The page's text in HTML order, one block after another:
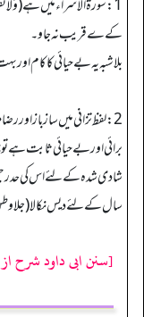
کےے قریب نہ جاو۔
بلاشبہ یہ بے حیائی کا کام
2: لفظ تزاني میں ساز باز
برائی اور بے حیائی ثابت ہے تو
شادی شدہ کے لئے اس کی
سال کے لئے دیس نکالا
[سنن ابی داود شرح